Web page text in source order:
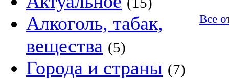
Алкоголь, табак,
вещества (5)
Города и страны (7)
Все